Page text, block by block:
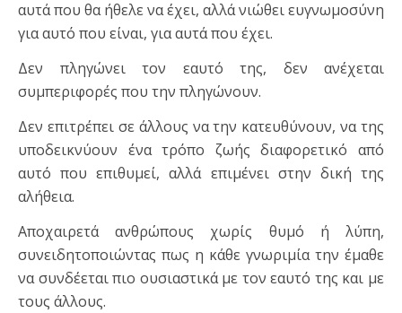
αυτά που θα ήθελε να έχει, αλλά νιώθει ευγνωμοσύνη
για αυτό που είναι, για αυτά που έχει.
Δεν πληγώνει τον εαυτό της, δεν ανέχεται
συμπεριφορές που την πληγώνουν.
Δεν επιτρέπει σε άλλους να την κατευθύνουν, να της
υποδεικνύουν ένα τρόπο ζωής διαφορετικό από
αυτό που επιθυμεί, αλλά επιμένει στην δική της
αλήθεια.
Αποχαιρετά ανθρώπους χωρίς θυμό ή λύπη,
συνειδητοποιώντας πως η κάθε γνωριμία την έμαθε
να συνδέεται πιο ουσιαστικά με τον εαυτό της και με
τους άλλους.